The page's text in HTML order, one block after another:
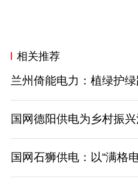
相关推荐
兰州倚能电力：植绿护
国网德阳供电为乡村振
国网石狮供电：以“满格